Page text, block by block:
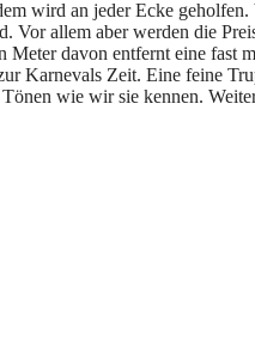
wird an jeder Ecke
allem aber werden die
davon entfernt eine fast
Karnevals Zeit. Eine feine
wie wir sie kennen.